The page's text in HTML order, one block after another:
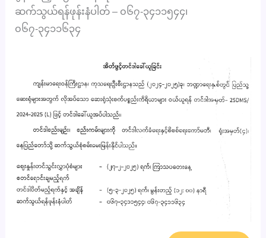
ဆက်သွယ်ရန်ဖုန်းနံပါတ် – ၀၆၇-၃၄၁၁၅၄၄၊
၀၆၇-၃၄၁၁၆၃၄